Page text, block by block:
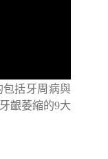
括牙周病與
齦萎縮的9大